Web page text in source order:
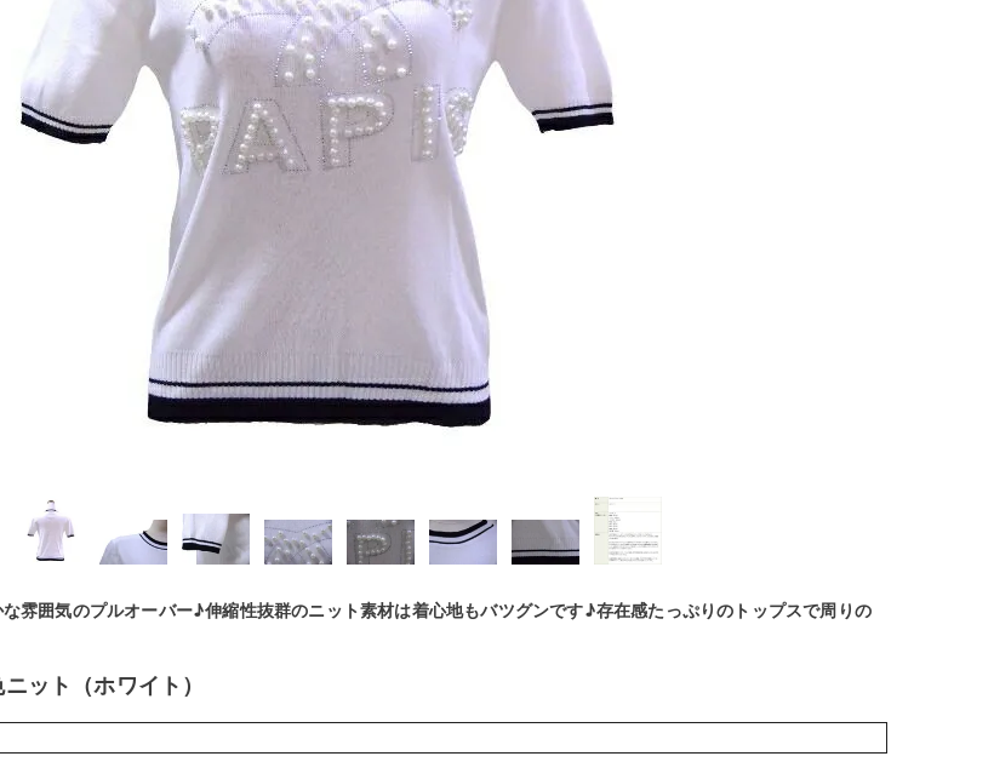
雰囲気のプルオーバー♪伸縮性抜群のニット素材は着心地もバツグンです♪存在感たっぷりのトップスで周りの
ット（ホワイト）